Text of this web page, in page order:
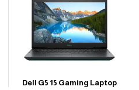
Dell G5 15 Gaming Laptop